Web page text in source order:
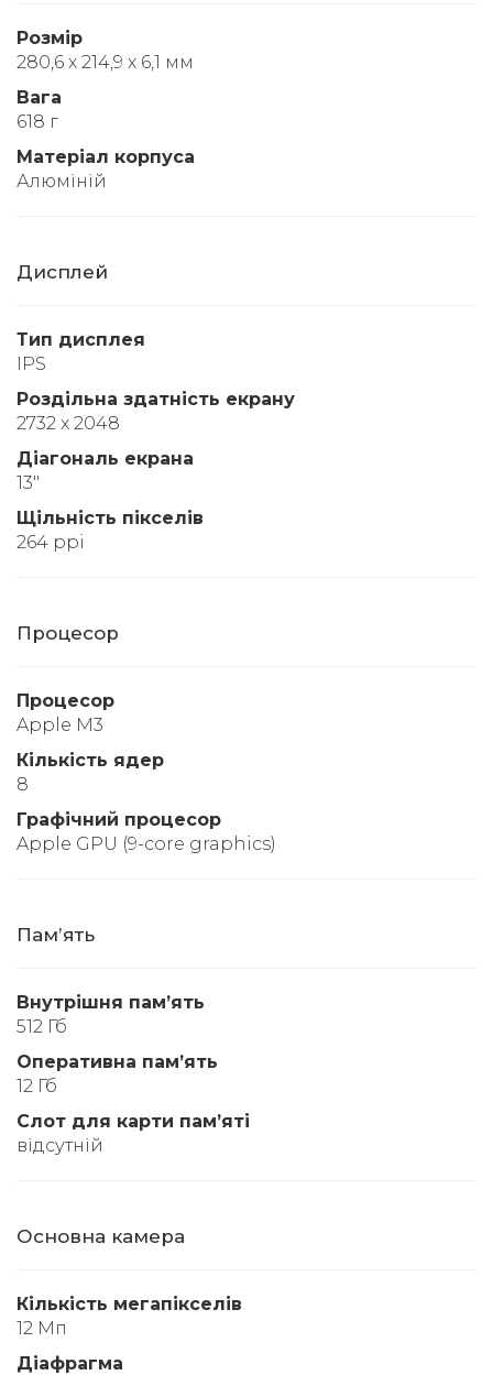
Розмір
280,6 x 214,9 x 6,1 мм
Вага
618 г
Матеріал корпуса
Алюміній
Дисплей
Тип дисплея
IPS
Роздільна здатність екрану
2732 x 2048
Діагональ екрана
13"
Щільність пікселів
264 ppi
Процесор
Процесор
Apple M3
Кількість ядер
8
Графічний процесор
Apple GPU (9-core graphics)
Памʼять
Внутрішня памʼять
512 Гб
Оперативна памʼять
12 Гб
Слот для карти памʼяті
відсутній
Основна камера
Кількість мегапікселів
12 Мп
Діафрагма